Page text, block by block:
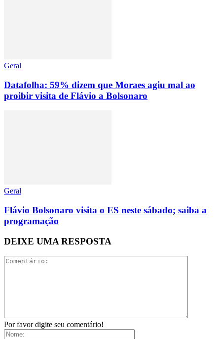
Geral
Datafolha: 59% dizem que Moraes agiu mal ao
proibir visita de Flávio a Bolsonaro
Geral
Flávio Bolsonaro visita o ES neste sábado; saiba a
programação
DEIXE UMA RESPOSTA
Por favor digite seu comentário!